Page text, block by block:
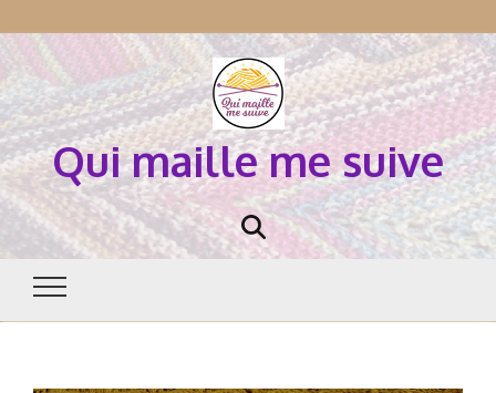
Qui maille me suive